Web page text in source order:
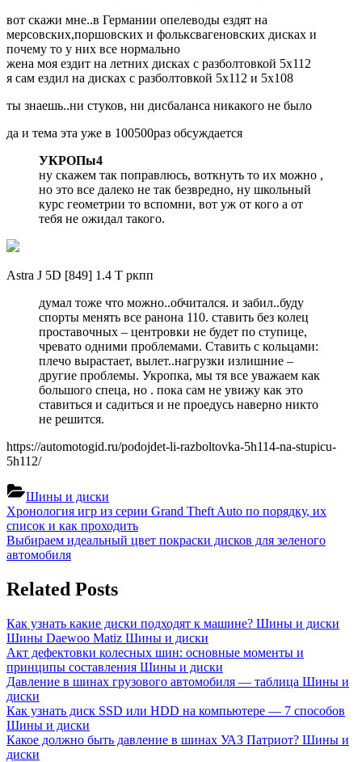
вот скажи мне..в Германии опелеводы ездят на
мерсовских,поршовских и фольксвагеновских дисках и
почему то у них все нормально
жена моя ездит на летних дисках с разболтовкой 5х112
я сам ездил на дисках с разболтовкой 5х112 и 5х108
ты знаешь..ни стуков, ни дисбаланса никакого не было
да и тема эта уже в 100500раз обсуждается
УКРОПы4
ну скажем так поправлюсь, воткнуть то их можно ,
но это все далеко не так безвредно, ну школьный
курс геометрии то вспомни, вот уж от кого а от
тебя не ожидал такого.
Astra J 5D [849] 1.4 Т ркпп
думал тоже что можно..обчитался. и забил..буду
спорты менять все ранона 110. ставить без колец
проставочных – центровки не будет по ступице,
чревато одними проблемами. Ставить с кольцами:
плечо вырастает, вылет..нагрузки излишние –
другие проблемы. Укропка, мы тя все уважаем как
большого спеца, но . пока сам не увижу как это
ставиться и садиться и не проедусь наверно никто
не решится.
https://automotogid.ru/podojdet-li-razboltovka-5h114-na-stupicu-
5h112/
Шины и диски
Навигация
по
записям
Previous
Post:
Хронология игр из серии Grand Theft Auto по порядку, их
список и как проходить
Next
Post:
Выбираем идеальный цвет покраски дисков для зеленого
автомобиля
Related Posts
Как узнать какие диски подходят к машине? Шины и диски
Шины Daewoo Matiz Шины и диски
Акт дефектовки колесных шин: основные моменты и
принципы составления Шины и диски
Давление в шинах грузового автомобиля — таблица Шины и
диски
Как узнать диск SSD или HDD на компьютере — 7 способов
Шины и диски
Какое должно быть давление в шинах УАЗ Патриот? Шины и
диски